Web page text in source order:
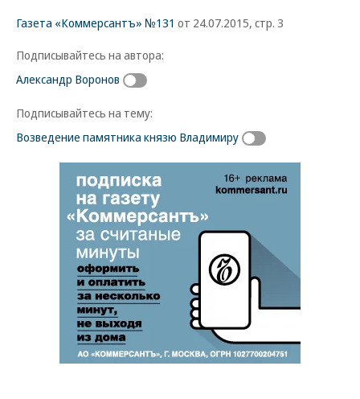
Газета «Коммерсантъ» №131 от 24.07.2015, стр. 3
Подписывайтесь на автора:
Александр Воронов
Подписывайтесь на тему:
Возведение памятника князю Владимиру